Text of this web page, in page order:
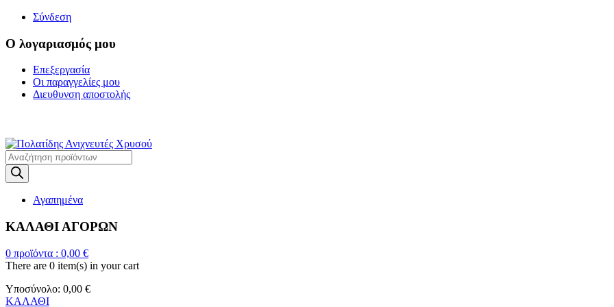
Σύνδεση
Ο λογαριασμός μου
Επεξεργασία
Οι παραγγελίες μου
Διευθυνση αποστολής
Products
search
Αγαπημένα
ΚΑΛΑΘΙ ΑΓΟΡΩΝ
0 προϊόντα : 0,00 €
There are 0 item(s) in your cart
Υποσύνολο: 0,00 €
ΚΑΛΑΘΙ